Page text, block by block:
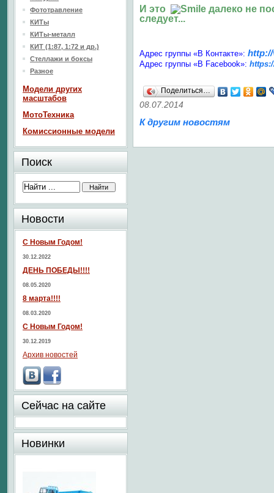
И это
далеко не
следует...
Адрес группы «В Контакте»: http://
Адрес группы «В Facebook»:
Поделиться…
08.07.2014
К другим новостям
Фототравление
КИТы
КИТы-металл
КИТ (1:87, 1:72 и др.)
Стеллажи и боксы
Разное
Модели других
масштабов
МотоТехника
Комиссионные модели
Поиск
Новости
С Новым Годом!
30.12.2022
ДЕНЬ ПОБЕДЫ!!!!
08.05.2020
8 марта!!!!
08.03.2020
С Новым Годом!
30.12.2019
Архив новостей
Сейчас на сайте
Новинки